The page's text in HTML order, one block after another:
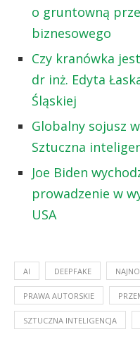
o gruntowną
biznesowego
Czy kranówka
dr inż. Edyta
Śląskiej
Globalny sojusz
Sztuczna
Joe Biden
prowadzenie w
USA
AI DEEPFAKE
PRAWA AUTORSKIE
SZTUCZNA INTELIGENCJA